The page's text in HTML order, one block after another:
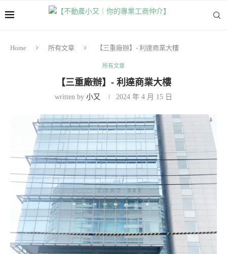
Home 所有文章 【三重廠辦】- 利達商業大樓
所有文章
【三重廠辦】- 利達商業大樓
written by 小又 2024 年 4 月 15 日